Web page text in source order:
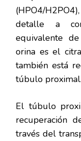
(HPO4/
detalle a
equivalente
orina es el
también está
túbulo proximal.
El túbulo
recuperación
través del